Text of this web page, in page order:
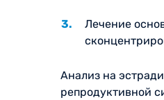
Лечение
Анализ на
репродуктивной